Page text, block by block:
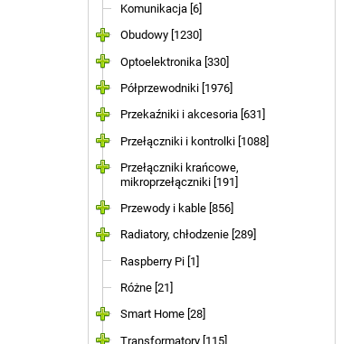
Komunikacja [6]
Obudowy [1230]
Optoelektronika [330]
Półprzewodniki [1976]
Przekaźniki i akcesoria [631]
Przełączniki i kontrolki [1088]
Przełączniki krańcowe,
mikroprzełączniki [191]
Przewody i kable [856]
Radiatory, chłodzenie [289]
Raspberry Pi [1]
Różne [21]
Smart Home [28]
Transformatory [115]